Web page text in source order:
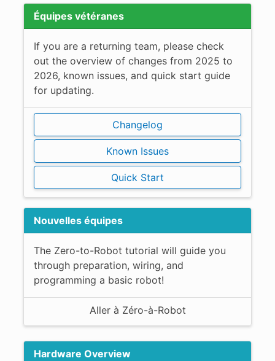
Équipes vétéranes
If you are a returning team, please check
out the overview of changes from 2025 to
2026, known issues, and quick start guide
for updating.
Changelog
Known Issues
Quick Start
Nouvelles équipes
The Zero-to-Robot tutorial will guide you
through preparation, wiring, and
programming a basic robot!
Aller à Zéro-à-Robot
Hardware Overview